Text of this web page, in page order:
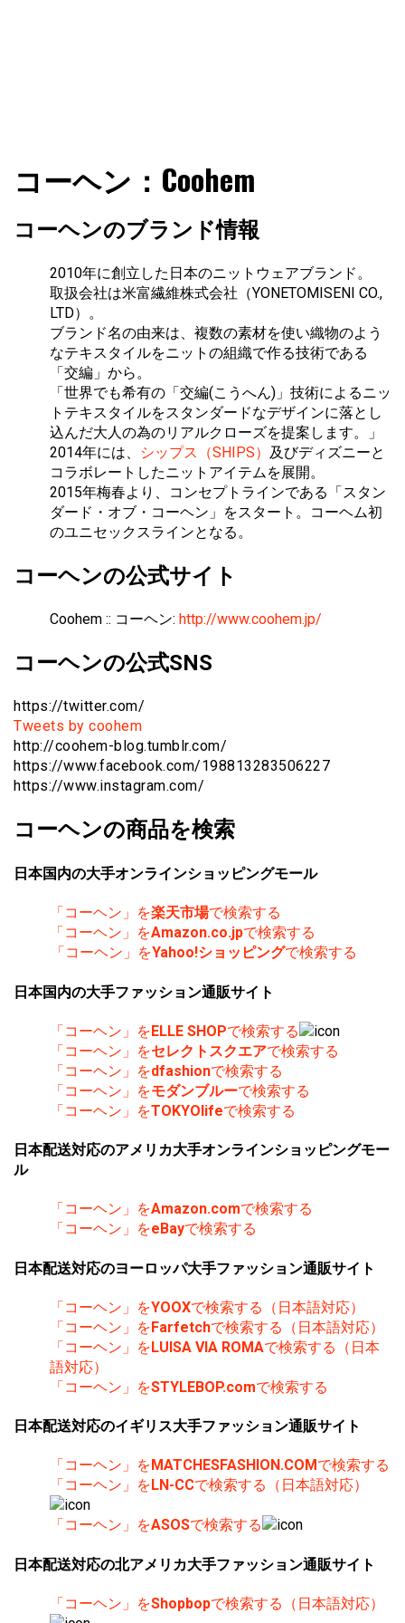
ファショコン通信
ッションとモードを分析するファッション情報サイトです
コーヘン：Coohem
コーヘンのブランド情報
2010年に創立した日本のニットウェアブランド。
取扱会社は米富繊維株式会社（YONETOMISENI CO.,
LTD）。
ブランド名の由来は、複数の素材を使い織物のよう
なテキスタイルをニットの組織で作る技術である
「交編」から。
「世界でも希有の「交編(こうへん)」技術によるニッ
トテキスタイルをスタンダードなデザインに落とし
込んだ大人の為のリアルクローズを提案します。」
2014年には、
シップス（SHIPS） 及びディズニーと
コラボレートしたニットアイテムを展開。
2015年梅春より、コンセプトラインである「スタン
ダード・オブ・コーヘン」をスタート。コーヘム初
のユニセックスラインとなる。
コーヘンの公式サイト
Coohem :: コーヘン: http://www.coohem.jp/
コーヘンの公式SNS
https://twitter.com/
Tweets by coohem
http://coohem-blog.tumblr.com/
https://www.facebook.com/198813283506227
https://www.instagram.com/
コーヘンの商品を検索
日本国内の大手オンラインショッピングモール
「コーヘン」を楽天市場で検索する
「コーヘン」をAmazon.co.jpで検索する
「コーヘン」をYahoo!ショッピングで検索する
日本国内の大手ファッション通販サイト
「コーヘン」をELLE SHOPで検索する
「コーヘン」をセレクトスクエアで検索する
「コーヘン」をdfashionで検索する
「コーヘン」をモダンブルーで検索する
「コーヘン」をTOKYOlifeで検索する
日本配送対応のアメリカ大手オンラインショッピングモー
ル
「コーヘン」をAmazon.comで検索する
「コーヘン」をeBayで検索する
日本配送対応のヨーロッパ大手ファッション通販サイト
「コーヘン」をYOOXで検索する（日本語対応）
「コーヘン」をFarfetchで検索する（日本語対応）
「コーヘン」をLUISA VIA ROMAで検索する（日本
語対応）
「コーヘン」をSTYLEBOP.comで検索する
日本配送対応のイギリス大手ファッション通販サイト
「コーヘン」を MATCHESFASHION.COM で検索する
「コーヘン」を LN-CCで検索する（日本語対応）
「コーヘン」をASOSで検索する
日本配送対応の北アメリカ大手ファッション通販サイト
「コーヘン」をShopbopで検索する（日本語対応）